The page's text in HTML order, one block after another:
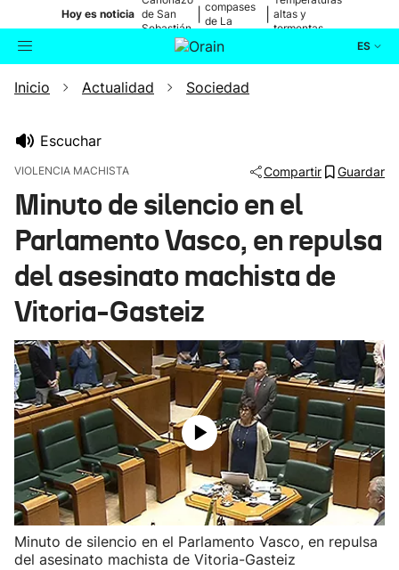
Hoy es noticia de San
Sebastián
compases
de La
altas y
tormentas
ES
Buscador Actualidad
Ikusmiran
Eguraldia
Inicio Actualidad Sociedad
Escuchar
VIOLENCIA MACHISTA Compartir Guardar
Minuto de silencio en el
Parlamento Vasco, en repulsa
del asesinato machista de
Vitoria-Gasteiz
Minuto de silencio en el Parlamento Vasco, en repulsa
del asesinato machista de Vitoria-Gasteiz